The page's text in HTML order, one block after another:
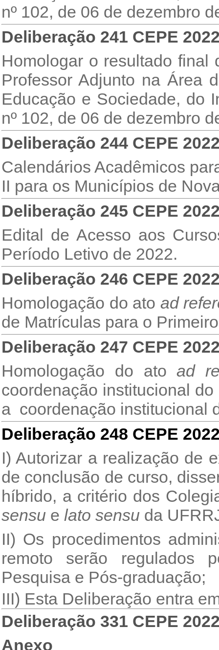
nº 102, de 06 de dezembro
Deliberação 241 CEPE
Homologar o resultado
Professor Adjunto na Área
Educação e Sociedade, do
nº 102, de 06 de dezembro
Deliberação 244 CEPE
Calendários Acadêmicos
II para os Municípios de
Deliberação 245 CEPE
Edital de Acesso aos
Período Letivo de 2022.
Deliberação 246 CEPE
Homologação do ato ad
de Matrículas para o
Deliberação 247 CEPE
Homologação do atoad
coordenação institucional
a coordenação institucional
Deliberação 248 CEPE
I) Autorizar a realização de
de conclusão de curso,
híbrido, a critério dos
sensu e lato sensu da
II) Os procedimentos
remoto serão regulados
Pesquisa e Pós-graduação;
III) Esta Deliberação entra
Deliberação 331 CEPE
Anexo